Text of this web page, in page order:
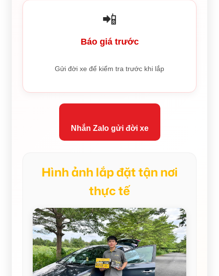
📲
Báo giá trước
Gửi đời xe để kiểm tra trước khi lắp
Nhắn Zalo gửi đời xe
Hình ảnh lắp đặt tận nơi
thực tế